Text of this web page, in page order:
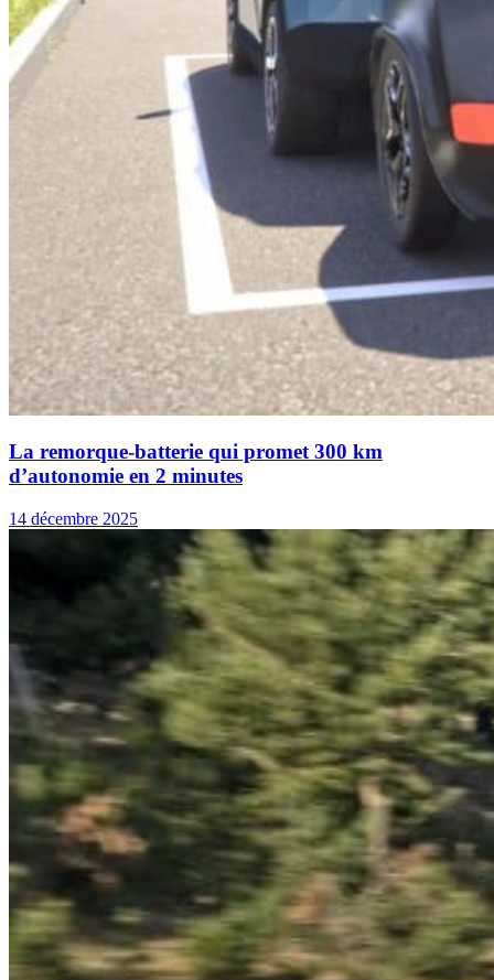
La remorque-batterie qui promet 300 km
d’autonomie en 2 minutes
14 décembre 2025